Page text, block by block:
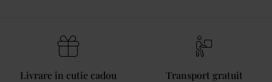
Livrare în cutie cadou Transport gratuit